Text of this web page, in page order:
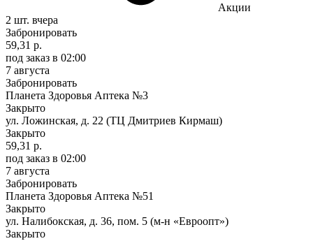
Акции
2 шт. вчера
Забронировать
59,31 р.
под заказ в 02:00
7 августа
Забронировать
Планета Здоровья Аптека №3
Закрыто
ул. Ложинская, д. 22 (ТЦ Дмитриев Кирмаш)
Закрыто
59,31 р.
под заказ в 02:00
7 августа
Забронировать
Планета Здоровья Аптека №51
Закрыто
ул. Налибокская, д. 36, пом. 5 (м-н «Евроопт»)
Закрыто